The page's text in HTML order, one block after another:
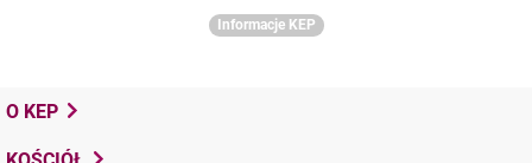
Informacje KEP
O KEP